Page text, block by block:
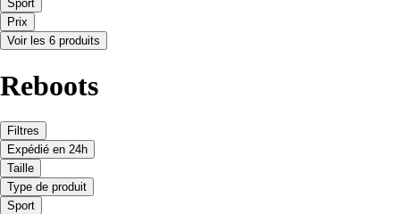
Sport
Prix
Voir les 6 produits
Reboots
Filtres
Expédié en 24h
Taille
Type de produit
Sport